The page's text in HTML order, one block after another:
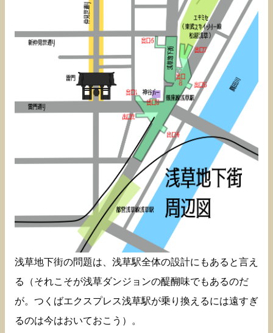
浅草地下街の問題は、浅草駅全体の設計にもあると言え
る（それこそが浅草ダンジョンの醍醐味でもあるのだ
が。つくばエクスプレス浅草駅が乗り換えるには遠すぎ
るのは今はおいておこう）。